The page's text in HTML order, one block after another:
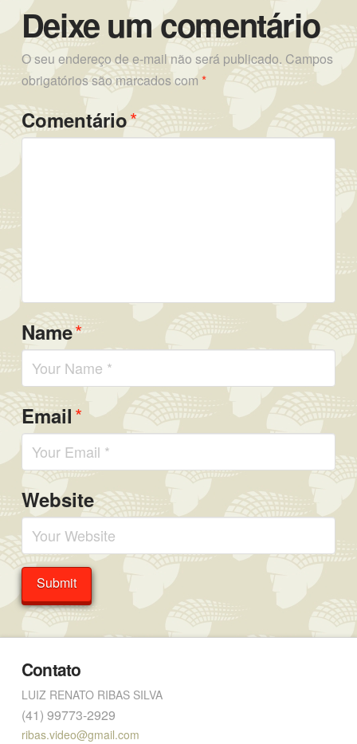
Deixe um comentário
O seu endereço de e-mail não será publicado. Campos
obrigatórios são marcados com *
Comentário*
Name*
Email*
Website
Contato
LUIZ RENATO RIBAS SILVA
(41) 99773-2929
ribas.video@gmail.com